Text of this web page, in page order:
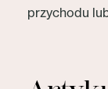
przychodu